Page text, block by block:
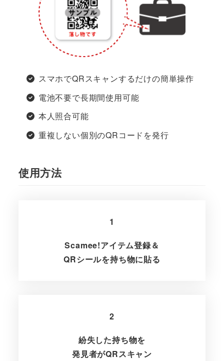
スマホでQRスキャンするだけの簡単操作
電池不要で長期間使用可能
本人照合可能
重複しない個別のQRコードを発行
使用方法
1
Scamee!アイテム登録＆
QRシールを持ち物に貼る
2
紛失した持ち物を
発見者がQRスキャン